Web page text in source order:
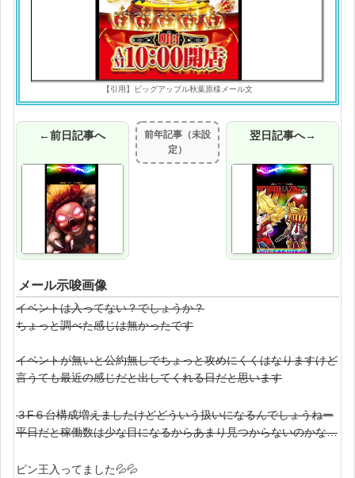
【引用】ビッグアップル秋葉原様メール文
←前日記事へ
前年記事（未設
定）
翌日記事へ→
メール示唆画像
イベントは入ってない？でしょうか？
ちょっと調べた感じは無かったです
イベントが無いと公約無しでちょっと攻めにくくはなりますけど
言うても最近の感じだと出してくれる日だと思います
３F６台構成増えましたけどどういう扱いになるんでしょうねー
平日だと稼働数は少な目になるからあまり見つからないのかな…
ピン王入ってました💦💦